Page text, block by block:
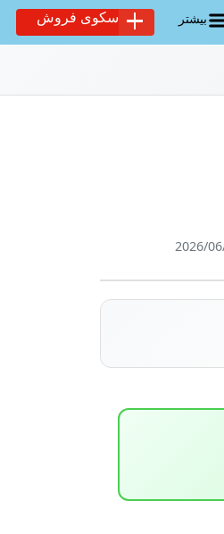
بیشتر سکوی فروش